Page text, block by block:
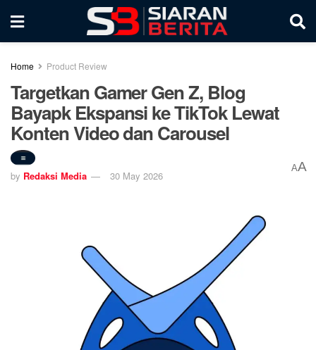
Home Product Review
Targetkan Gamer Gen Z, Blog
Bayapk Ekspansi ke TikTok Lewat
Konten Video dan Carousel
by Redaksi Media 30 May 2026
AA